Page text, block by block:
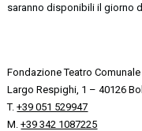
saranno disponibili il giorno
Fondazione Teatro
Largo Respighi, 1 – 40126
T.+39 051 529947
M.+39 342 1087225